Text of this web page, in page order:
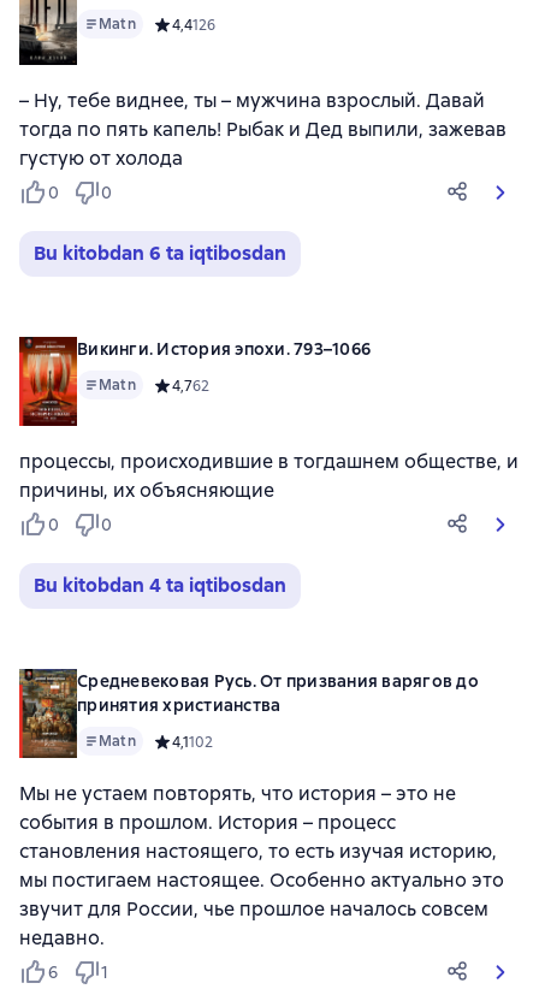
Matn Средний рейтинг 4,4 на основе 126 оценок
4,4126
– Ну, тебе виднее, ты – мужчина взрослый. Давай
тогда по пять капель! Рыбак и Дед выпили, зажевав
густую от холода
0 0
Bu kitobdan 6 ta iqtibosdan
Викинги. История эпохи. 793–1066
Matn Средний рейтинг 4,7 на основе 62 оценок
4,762
процессы, происходившие в тогдашнем обществе, и
причины, их объясняющие
0 0
Bu kitobdan 4 ta iqtibosdan
Средневековая Русь. От призвания варягов до
принятия христианства
Matn Средний рейтинг 4,1 на основе 102 оценок
4,1102
Мы не устаем повторять, что история – это не
события в прошлом. История – процесс
становления настоящего, то есть изучая историю,
мы постигаем настоящее. Особенно актуально это
звучит для России, чье прошлое началось совсем
недавно.
6 1